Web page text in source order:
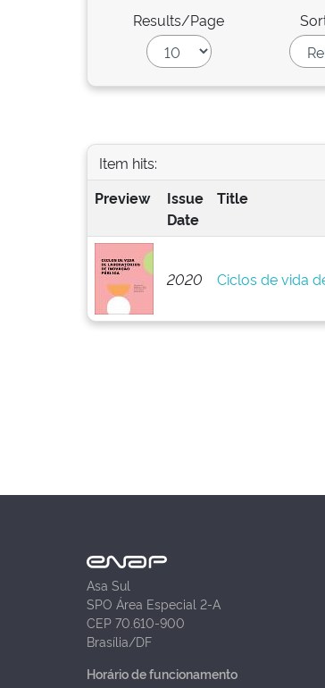
Results/Page
Item hits:
Preview
Issue
Date
Title
2020 Ciclos de vida
Asa Sul
SPO Área Especial 2-A
CEP 70.610-900
Brasília/DF
Horário de funcionamento